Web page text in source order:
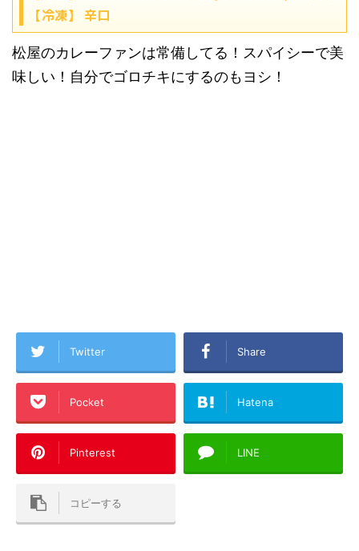
【冷凍】 辛口
松屋のカレーファンは常備してる！スパイシーで美
味しい！自分でゴロチキにするのもヨシ！
Twitter Share
Pocket Hatena
Pinterest LINE
コピーする